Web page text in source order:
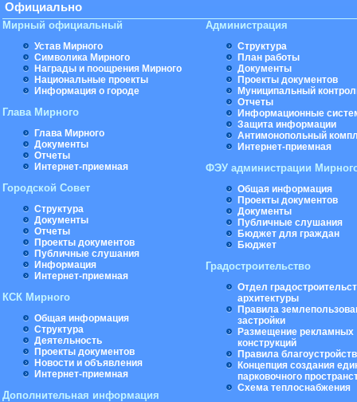
Официально
Мирный официальный
Устав Мирного
Символика Мирного
Награды и поощрения Мирного
Национальные проекты
Информация о городе
Глава Мирного
Глава Мирного
Документы
Отчеты
Интернет-приемная
Городской Совет
Структура
Документы
Отчеты
Проекты документов
Публичные слушания
Информация
Интернет-приемная
КСК Мирного
Общая информация
Структура
Деятельность
Проекты документов
Новости и объявления
Интернет-приемная
Дополнительная информация
Администрация
Структура
План работы
Документы
Проекты документов
Муниципальный
Отчеты
Информационные
Защита информации
Антимонопольный
Интернет-приемная
ФЭУ администрации
Общая информация
Проекты документов
Документы
Публичные слушания
Бюджет для граждан
Бюджет
Градостроительство
Отдел
архитектуры
Правила
застройки
Размещение рекламных
конструкций
Правила
Концепция создания
парковочного
Схема теплоснабжения